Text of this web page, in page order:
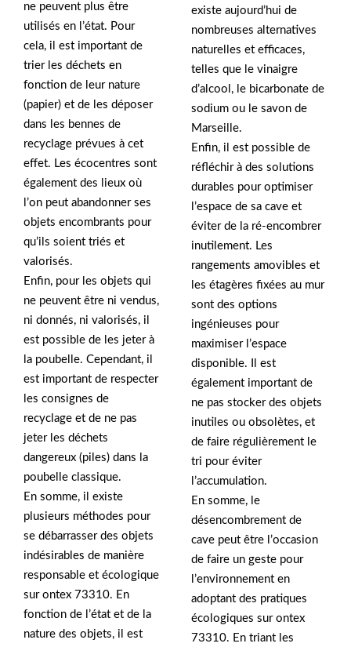
ne peuvent plus être
utilisés en l’état. Pour
cela, il est important de
trier les déchets en
fonction de leur nature
(papier) et de les déposer
dans les bennes de
recyclage prévues à cet
effet. Les écocentres sont
également des lieux où
l’on peut abandonner ses
objets encombrants pour
qu’ils soient triés et
valorisés.
Enfin, pour les objets qui
ne peuvent être ni vendus,
ni donnés, ni valorisés, il
est possible de les jeter à
la poubelle. Cependant, il
est important de respecter
les consignes de
recyclage et de ne pas
jeter les déchets
dangereux (piles) dans la
poubelle classique.
En somme, il existe
plusieurs méthodes pour
se débarrasser des objets
indésirables de manière
responsable et écologique
sur ontex 73310. En
fonction de l’état et de la
nature des objets, il est
existe aujourd’hui de
nombreuses alternatives
naturelles et efficaces,
telles que le vinaigre
d’alcool, le bicarbonate de
sodium ou le savon de
Marseille.
Enfin, il est possible de
réfléchir à des solutions
durables pour optimiser
l’espace de sa cave et
éviter de la ré-encombrer
inutilement. Les
rangements amovibles et
les étagères fixées au mur
sont des options
ingénieuses pour
maximiser l’espace
disponible. Il est
également important de
ne pas stocker des objets
inutiles ou obsolètes, et
de faire régulièrement le
tri pour éviter
l’accumulation.
En somme, le
désencombrement de
cave peut être l’occasion
de faire un geste pour
l’environnement en
adoptant des pratiques
écologiques sur ontex
73310. En triant les